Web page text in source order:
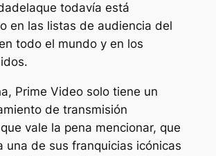
que todavía está
en las listas de audiencia del
todo el mundo y en los
Prime Video solo tiene un
de transmisión
vale la pena mencionar, que
una de sus franquicias icónicas